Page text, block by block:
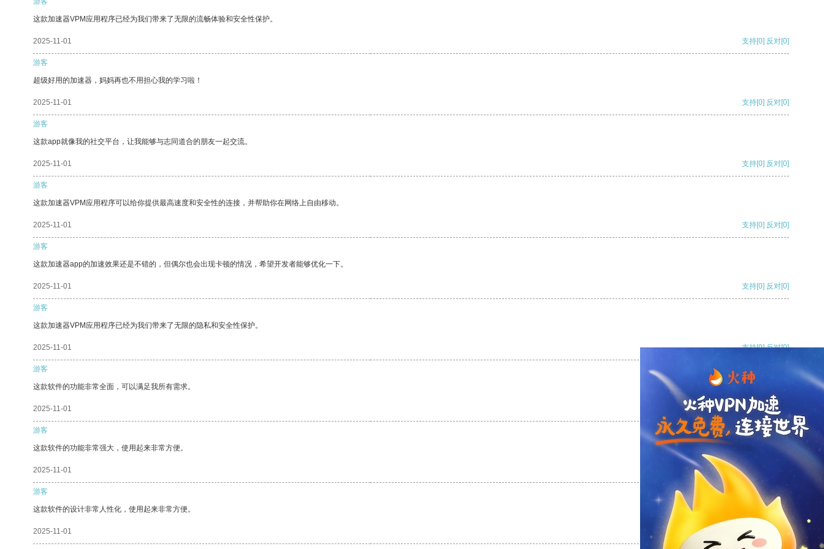
这款加速器VPM应用程序已经为我们带来了无限的流畅体验和安全性保护。
2025-11-01 支持[0] 反对[0]
游客
超级好用的加速器，妈妈再也不用担心我的学习啦！
2025-11-01 支持[0] 反对[0]
游客
这款app就像我的社交平台，让我能够与志同道合的朋友一起交流。
2025-11-01 支持[0] 反对[0]
游客
这款加速器VPM应用程序可以给你提供最高速度和安全性的连接，并帮助你在网络上自由移动。
2025-11-01 支持[0] 反对[0]
游客
这款加速器app的加速效果还是不错的，但偶尔也会出现卡顿的情况，希望开发者能够优化一下。
2025-11-01 支持[0] 反对[0]
游客
这款加速器VPM应用程序已经为我们带来了无限的隐私和安全性保护。
2025-11-01 支持[0] 反对[0]
游客
这款软件的功能非常全面，可以满足我所有需求。
2025-11-01 支持[0] 反对
游客
这款软件的功能非常强大，使用起来非常方便。
2025-11-01 支持
游客
这款软件的设计非常人性化，使用起来非常方便。
2025-11-01 支持 反对